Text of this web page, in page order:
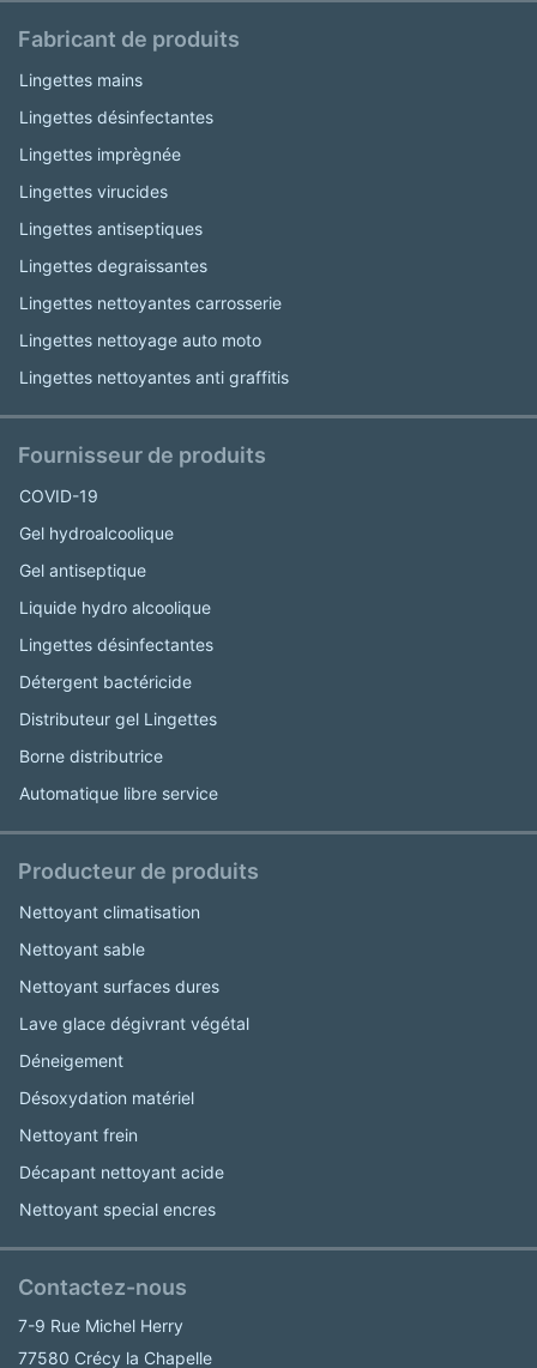
Fabricant de produits
Lingettes mains
Lingettes désinfectantes
Lingettes imprègnée
Lingettes virucides
Lingettes antiseptiques
Lingettes degraissantes
Lingettes nettoyantes carrosserie
Lingettes nettoyage auto moto
Lingettes nettoyantes anti graffitis
Fournisseur de produits
COVID-19
Gel hydroalcoolique
Gel antiseptique
Liquide hydro alcoolique
Lingettes désinfectantes
Détergent bactéricide
Distributeur gel Lingettes
Borne distributrice
Automatique libre service
Producteur de produits
Nettoyant climatisation
Nettoyant sable
Nettoyant surfaces dures
Lave glace dégivrant végétal
Déneigement
Désoxydation matériel
Nettoyant frein
Décapant nettoyant acide
Nettoyant special encres
Contactez-nous
7-9 Rue Michel Herry
77580 Crécy la Chapelle